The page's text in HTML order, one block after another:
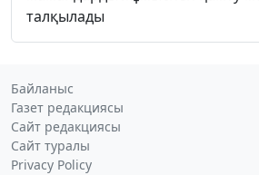
талқылады
Байланыс
Газет редакциясы
Сайт редакциясы
Сайт туралы
Privacy Policy